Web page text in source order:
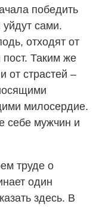
победить
сами.
отходят от
пост. Таким же
от страстей –
милосердие.
себе мужчин и
труде о
один
здесь. В